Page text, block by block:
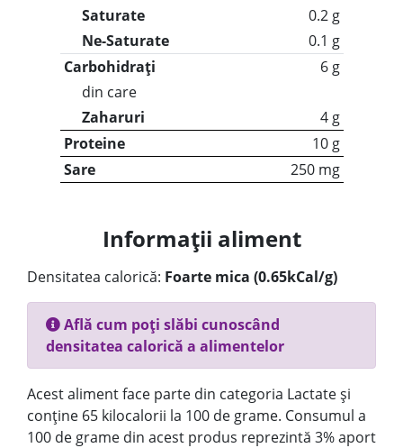
Saturate
0.2 g
Ne-Saturate
0.1 g
Carbohidrați
6 g
din care
Zaharuri
4 g
Proteine
10 g
Sare
250 mg
Informații aliment
Densitatea calorică: Foarte mica (0.65kCal/g)
Află cum poți slăbi cunoscând
densitatea calorică a alimentelor
Acest aliment face parte din categoria Lactate și
conține 65 kilocalorii la 100 de grame. Consumul a
100 de grame din acest produs reprezintă 3% aport